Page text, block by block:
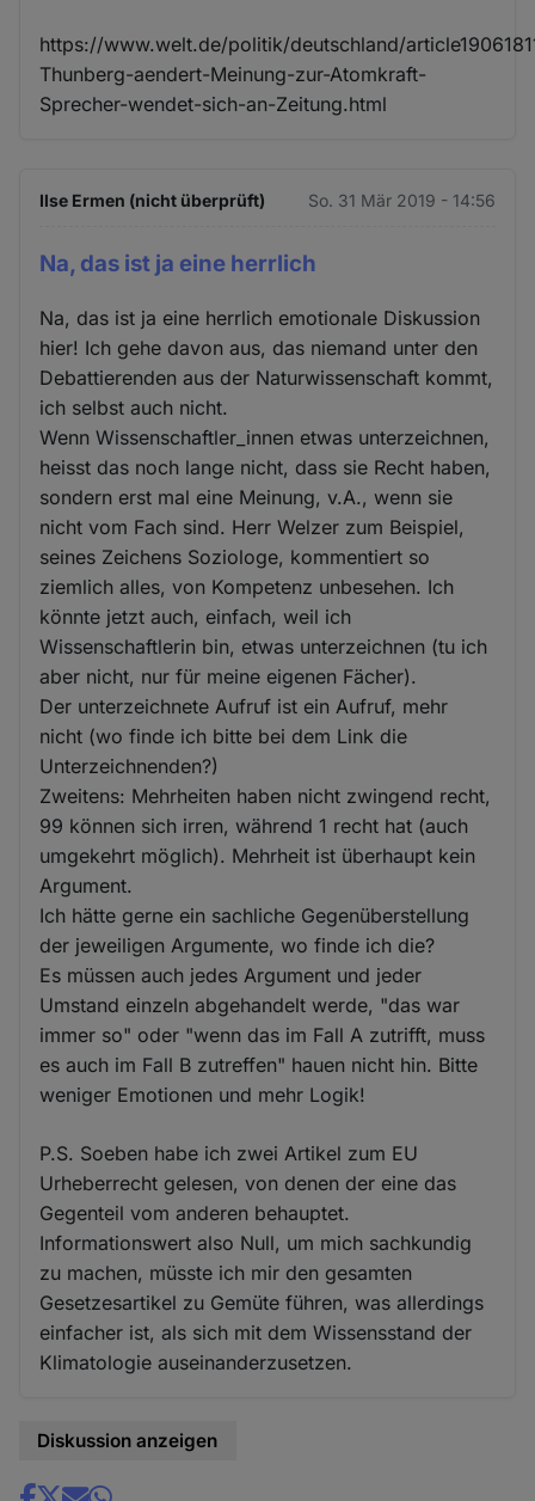
https://www.welt.de/politik/deutschland/
Thunberg-aendert-Meinung-zur-Atomkraft-
Sprecher-wendet-sich-an-Zeitung.html
Ilse Ermen (nicht überprüft) So. 31 Mär 2019 - 14:56
Na, das ist ja eine herrlich
Na, das ist ja eine herrlich emotionale Diskussion
hier! Ich gehe davon aus, das niemand unter den
Debattierenden aus der Naturwissenschaft kommt,
ich selbst auch nicht.
Wenn Wissenschaftler_innen etwas unterzeichnen,
heisst das noch lange nicht, dass sie Recht haben,
sondern erst mal eine Meinung, v.A., wenn sie
nicht vom Fach sind. Herr Welzer zum Beispiel,
seines Zeichens Soziologe, kommentiert so
ziemlich alles, von Kompetenz unbesehen. Ich
könnte jetzt auch, einfach, weil ich
Wissenschaftlerin bin, etwas unterzeichnen (tu ich
aber nicht, nur für meine eigenen Fächer).
Der unterzeichnete Aufruf ist ein Aufruf, mehr
nicht (wo finde ich bitte bei dem Link die
Unterzeichnenden?)
Zweitens: Mehrheiten haben nicht zwingend recht,
99 können sich irren, während 1 recht hat (auch
umgekehrt möglich). Mehrheit ist überhaupt kein
Argument.
Ich hätte gerne ein sachliche Gegenüberstellung
der jeweiligen Argumente, wo finde ich die?
Es müssen auch jedes Argument und jeder
Umstand einzeln abgehandelt werde, "das war
immer so" oder "wenn das im Fall A zutrifft, muss
es auch im Fall B zutreffen" hauen nicht hin. Bitte
weniger Emotionen und mehr Logik!
P.S. Soeben habe ich zwei Artikel zum EU
Urheberrecht gelesen, von denen der eine das
Gegenteil vom anderen behauptet.
Informationswert also Null, um mich sachkundig
zu machen, müsste ich mir den gesamten
Gesetzesartikel zu Gemüte führen, was allerdings
einfacher ist, als sich mit dem Wissensstand der
Klimatologie auseinanderzusetzen.
Diskussion anzeigen